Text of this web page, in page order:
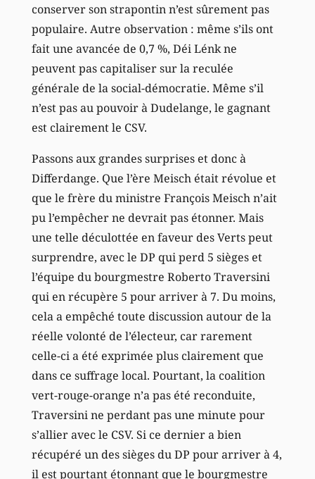
conserver son strapontin n’est sûrement pas
populaire. Autre observation : même s’ils ont
fait une avancée de 0,7 %, Déi Lénk ne
peuvent pas capitaliser sur la reculée
générale de la social-démocratie. Même s’il
n’est pas au pouvoir à Dudelange, le gagnant
est clairement le CSV.
Passons aux grandes surprises et donc à
Differdange. Que l’ère Meisch était révolue et
que le frère du ministre François Meisch n’ait
pu l’empêcher ne devrait pas étonner. Mais
une telle déculottée en faveur des Verts peut
surprendre, avec le DP qui perd 5 sièges et
l’équipe du bourgmestre Roberto Traversini
qui en récupère 5 pour arriver à 7. Du moins,
cela a empêché toute discussion autour de la
réelle volonté de l’électeur, car rarement
celle-ci a été exprimée plus clairement que
dans ce suffrage local. Pourtant, la coalition
vert-rouge-orange n’a pas été reconduite,
Traversini ne perdant pas une minute pour
s’allier avec le CSV. Si ce dernier a bien
récupéré un des sièges du DP pour arriver à 4,
il est pourtant étonnant que le bourgmestre